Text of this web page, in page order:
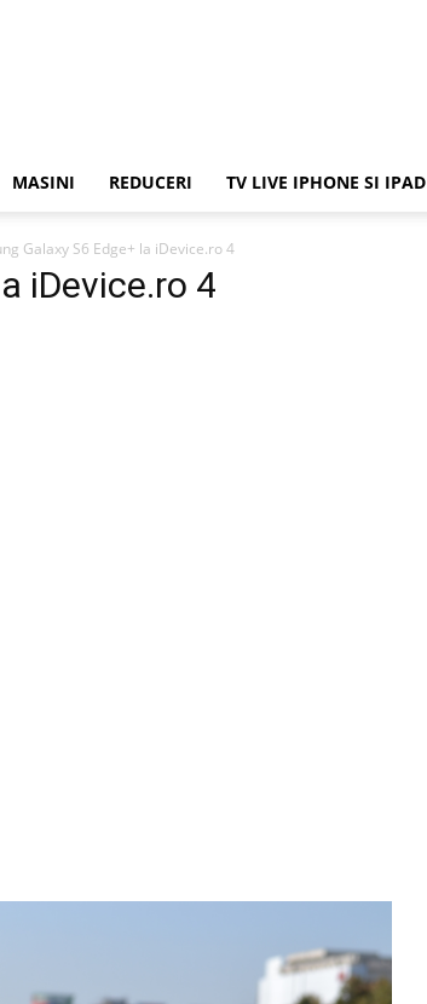
MASINI REDUCERI TV LIVE IPHONE SI IPAD
Galaxy S6 Edge+ la iDevice.ro 4
iDevice.ro 4